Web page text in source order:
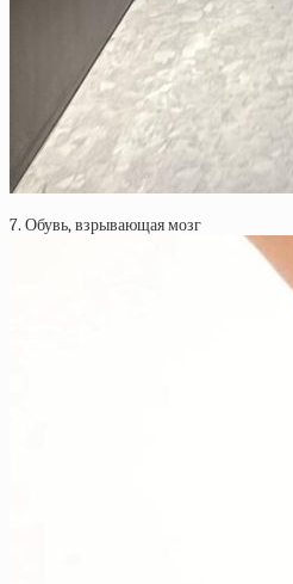
7. Обувь, взрывающая мозг